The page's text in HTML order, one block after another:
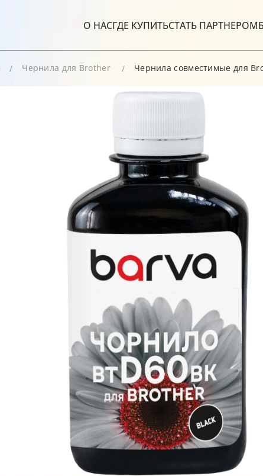
О НАСГДЕ КУПИТЬСТАТЬ ПАРТНЕРОМ
Чернила для Brother Чернила совместимые для